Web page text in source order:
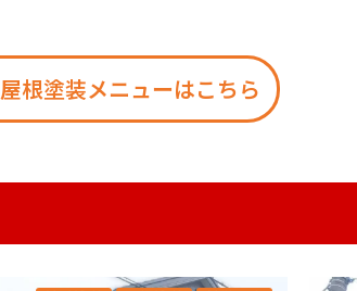
屋根塗装メニューはこちら